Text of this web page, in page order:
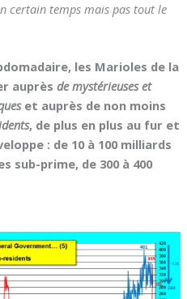
certain temps mais pas tout le
les Marioles de la
auprès de mystérieuses et
et auprès de non moins
, de plus en plus au fur et
: de 10 à 100 milliards
sub-prime, de 300 à 400